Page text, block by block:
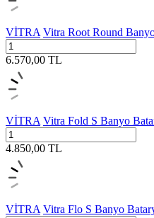
VİTRA Vitra Root Round
6.570,00 TL
VİTRA Vitra Fold S Banyo
4.850,00 TL
VİTRA Vitra Flo S Banyo